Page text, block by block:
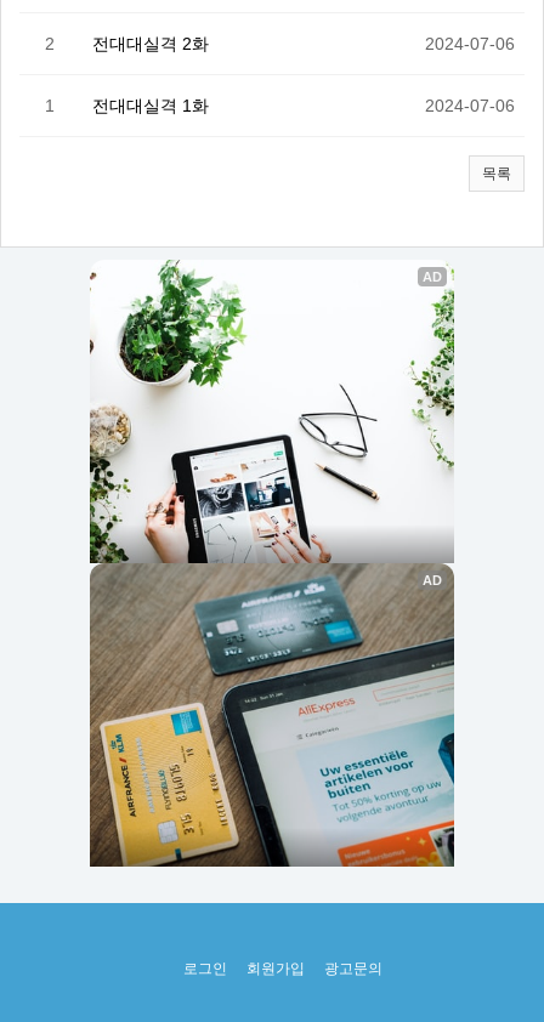
2 전대대실격 2화 2024-07-06
1 전대대실격 1화 2024-07-06
목록
로그인 회원가입 광고문의